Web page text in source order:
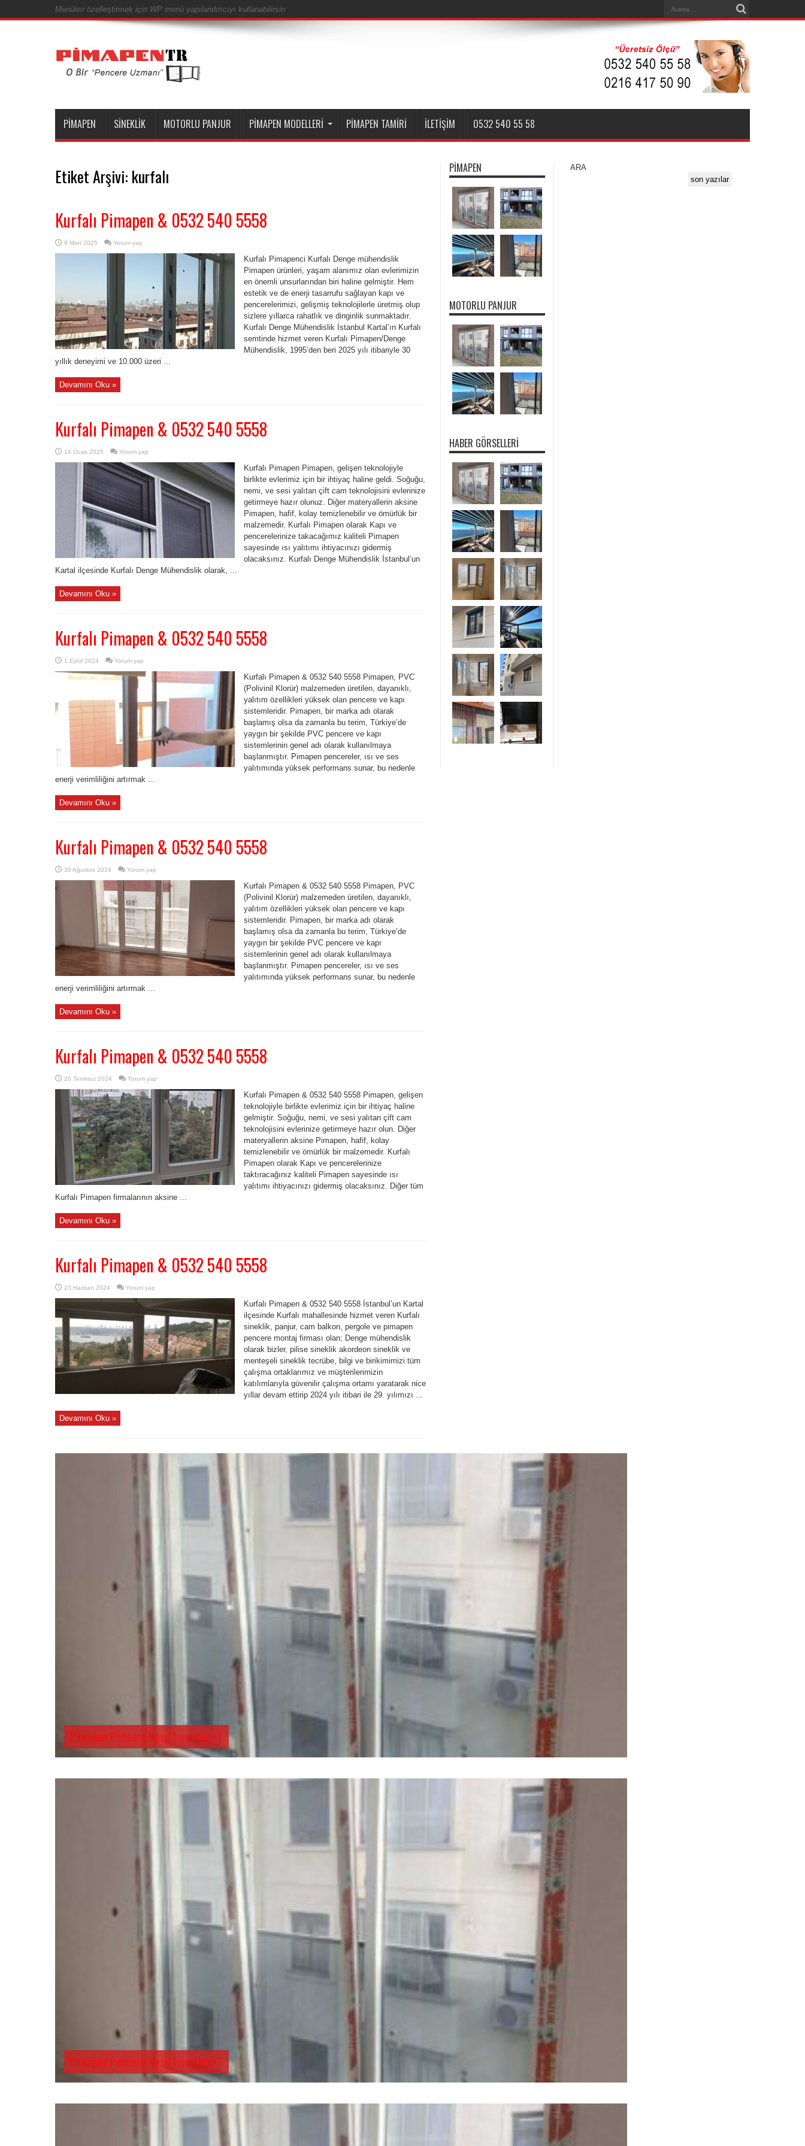
Menüleri özelleştirmek için WP menü yapılandırıcıyı kullanabilirsin
PIMAPEN SINEKLIK MOTORLU PANJUR PIMAPEN MODELLERI PIMAPEN TAMIRI İLETIŞIM 0532 540 55 58
Etiket Arşivi: kurfalı
Kurfalı Pimapen & 0532 540 5558
9 Mart 2025 Yorum yap
Kurfalı Pimapenci Kurfalı Denge mühendislik
Pimapen ürünleri, yaşam alanımız olan evlerimizin
en önemli unsurlarından biri haline gelmiştir. Hem
estetik ve de enerji tasarrufu sağlayan kapı ve
pencerelerimizi, gelişmiş teknolojilerle üretmiş olup
sizlere yıllarca rahatlık ve dinginlik sunmaktadır.
Kurfalı Denge Mühendislik İstanbul Kartal’ın Kurfalı
semtinde hizmet veren Kurfalı Pimapen/Denge
Mühendislik, 1995’den beri 2025 yılı itibariyle 30
yıllık deneyimi ve 10.000 üzeri ...
Devamını Oku »
Kurfalı Pimapen & 0532 540 5558
14 Ocak 2025 Yorum yap
Kurfalı Pimapen Pimapen, gelişen teknolojiyle
birlikte evlerimiz için bir ihtiyaç haline geldi. Soğuğu,
nemi, ve sesi yalıtan çift cam teknolojisini evlerinize
getirmeye hazır olunuz. Diğer materyallerin aksine
Pimapen, hafif, kolay temizlenebilir ve ömürlük bir
malzemedir. Kurfalı Pimapen olarak Kapı ve
pencerelerinize takacağımız kaliteli Pimapen
sayesinde ısı yalıtımı ihtiyacınızı gidermiş
olacaksınız. Kurfalı Denge Mühendislik İstanbul’un
Kartal ilçesinde Kurfalı Denge Mühendislik olarak, ...
Devamını Oku »
Kurfalı Pimapen & 0532 540 5558
1 Eylül 2024 Yorum yap
Kurfalı Pimapen & 0532 540 5558 Pimapen, PVC
(Polivinil Klorür) malzemeden üretilen, dayanıklı,
yalıtım özellikleri yüksek olan pencere ve kapı
sistemleridir. Pimapen, bir marka adı olarak
başlamış olsa da zamanla bu terim, Türkiye’de
yaygın bir şekilde PVC pencere ve kapı
sistemlerinin genel adı olarak kullanılmaya
başlanmıştır. Pimapen pencereler, ısı ve ses
yalıtımında yüksek performans sunar, bu nedenle
enerji verimliliğini artırmak ...
Devamını Oku »
Kurfalı Pimapen & 0532 540 5558
30 Ağustos 2024 Yorum yap
Kurfalı Pimapen & 0532 540 5558 Pimapen, PVC
(Polivinil Klorür) malzemeden üretilen, dayanıklı,
yalıtım özellikleri yüksek olan pencere ve kapı
sistemleridir. Pimapen, bir marka adı olarak
başlamış olsa da zamanla bu terim, Türkiye’de
yaygın bir şekilde PVC pencere ve kapı
sistemlerinin genel adı olarak kullanılmaya
başlanmıştır. Pimapen pencereler, ısı ve ses
yalıtımında yüksek performans sunar, bu nedenle
enerji verimliliğini artırmak ...
Devamını Oku »
Kurfalı Pimapen & 0532 540 5558
20 Temmuz 2024 Yorum yap
Kurfalı Pimapen & 0532 540 5558 Pimapen, gelişen
teknolojiyle birlikte evlerimiz için bir ihtiyaç haline
gelmiştir. Soğuğu, nemi, ve sesi yalıtan çift cam
teknolojisini evlerinize getirmeye hazır olun. Diğer
materyallerin aksine Pimapen, hafif, kolay
temizlenebilir ve ömürlük bir malzemedir. Kurfalı
Pimapen olarak Kapı ve pencerelerinize
taktıracağınız kaliteli Pimapen sayesinde ısı
yalıtımı ihtiyacınızı gidermiş olacaksınız. Diğer tüm
Kurfalı Pimapen firmalarının aksine ...
Devamını Oku »
Kurfalı Pimapen & 0532 540 5558
23 Haziran 2024 Yorum yap
Kurfalı Pimapen & 0532 540 5558 İstanbul’un Kartal
ilçesinde Kurfalı mahallesinde hizmet veren Kurfalı
sineklik, panjur, cam balkon, pergole ve pimapen
pencere montaj firması olan; Denge mühendislik
olarak bizler, pilise sineklik akordeon sineklik ve
menteşeli sineklik tecrübe, bilgi ve birikimimizi tüm
çalışma ortaklarımız ve müşterilerimizin
katılımlarıyla güvenilir çalışma ortamı yaratarak nice
yıllar devam ettirip 2024 yılı itibari ile 29. yılımızı ...
Devamını Oku »
PIMAPEN
MOTORLU PANJUR
HABER GÖRSELLERI
ARA
son yazılar
Pimapen Pencere Nasıl Temizlenir?
Pimapen Pencere Nasıl Temizlenir?